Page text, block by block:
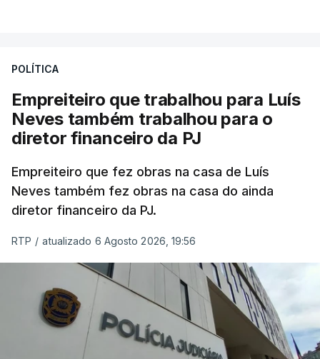
POLÍTICA
Empreiteiro que trabalhou para Luís
Neves também trabalhou para o
diretor financeiro da PJ
Empreiteiro que fez obras na casa de Luís
Neves também fez obras na casa do ainda
diretor financeiro da PJ.
RTP / atualizado 6 Agosto 2026, 19:56